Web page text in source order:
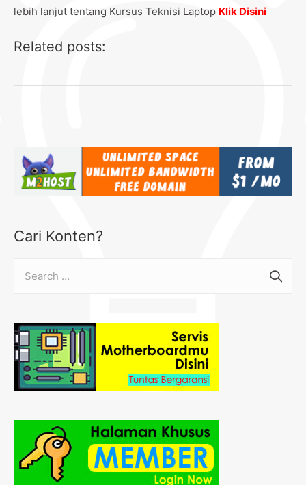
lebih lanjut tentang Kursus Teknisi Laptop Klik Disini
Related posts:
Cari Konten?